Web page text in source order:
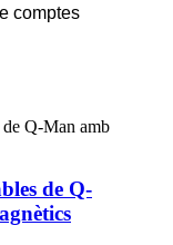
comptes
de Q-